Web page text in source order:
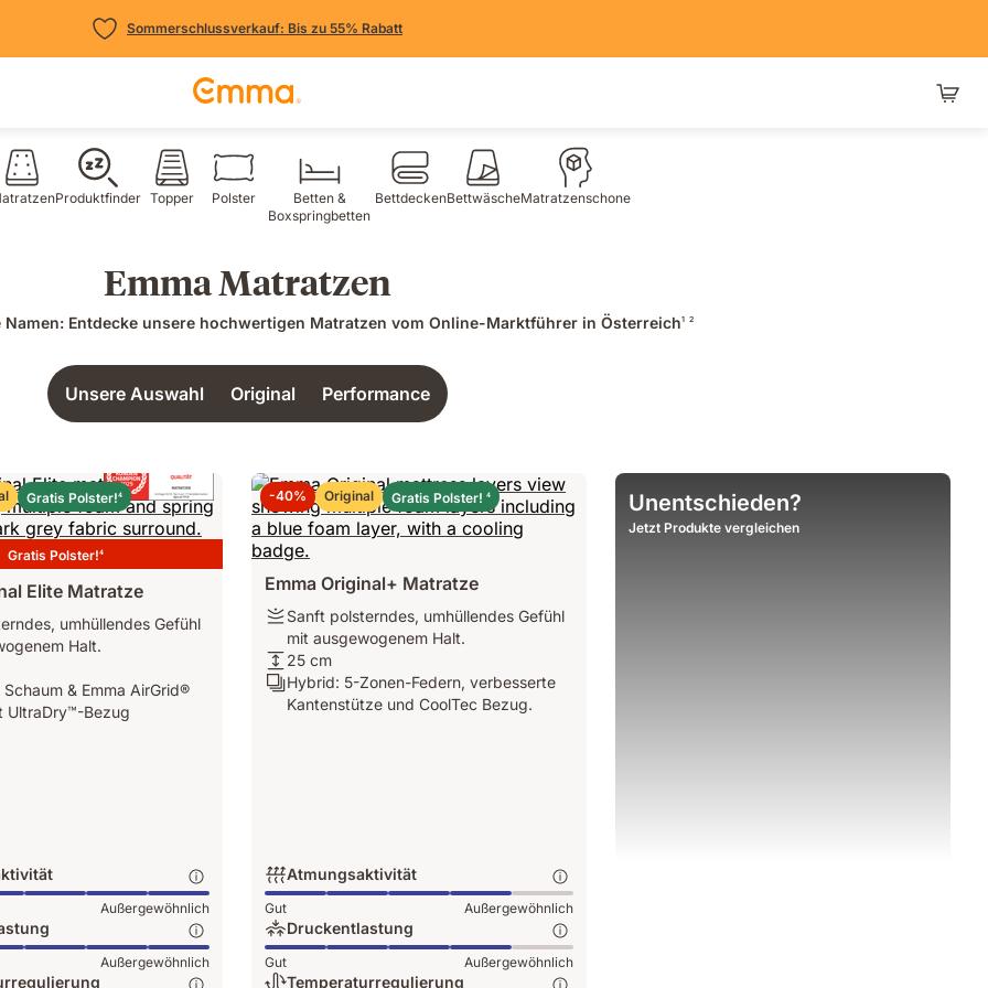
Sommerschlussverkauf: Bis zu 55% Rabatt
Produktfinder Topper Polster
Betten &
Boxspringbetten
BettdeckenBettwäscheMatratzenschoner
Emma Matratzen
Namen: Entdecke unsere hochwertigen Matratzen vom Online-Marktführer in Österreich1 2
Unsere Auswahl Original Performance
Gratis Polster!4
Gratis Polster!4
Elite Matratze
umhüllendes Gefühl
Halt.
& Emma AirGrid®
UltraDry™-Bezug
Außergewöhnlich
Außergewöhnlich
-40% Original Gratis Polster! 4
Emma Original+ Matratze
Festigkeit:
Sanft
polsterndes,
umhüllendes
Gefühl
Sanft polsterndes, umhüllendes Gefühl
mit ausgewogenem Halt.
Höhe:
25
25 cm
Schichten:
Hybrid:
Bezug.
Hybrid: 5-Zonen-Federn, verbesserte
Kantenstütze und CoolTec Bezug.
Atmungsaktivität
Atmungsaktivität:
Außergewöhnlich,
4
von
Gut Außergewöhnlich
Druckentlastung
Druckentlastung:
Außergewöhnlich,
Gut Außergewöhnlich
Temperaturregulierung
Unentschieden?
Jetzt Produkte vergleichen